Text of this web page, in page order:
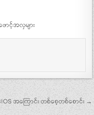
ောင့်အလှများ
အကြောင်း တစ်စေ့တစ်စောင်း →